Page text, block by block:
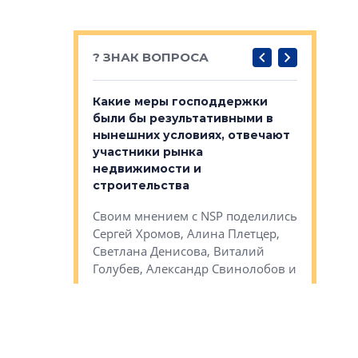
? ЗНАК ВОПРОСА
первичкой и
значит для
об этом
Какие меры господдержки
были бы результативными в
нынешних условиях, отвечают
участники рынка
недвижимости и
строительства
Своим мнением с NSP поделились
Сергей Хромов, Алина Плетцер,
Светлана Денисова, Виталий
Голубев, Александр Свинолобов и